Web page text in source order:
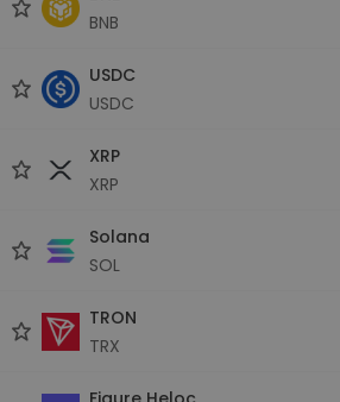
BNB
USDC
USDC
XRP
XRP
Solana
SOL
TRON
TRX